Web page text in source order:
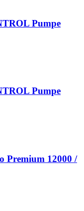
Pumpe
Pumpe
Premium 12000 /